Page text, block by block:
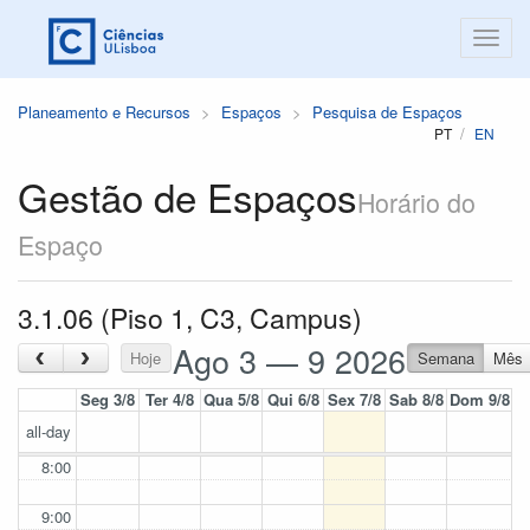
Planeamento e Recursos Espaços Pesquisa de Espaços
PT EN
Gestão de EspaçosHorário do
Espaço
3.1.06 (Piso 1, C3, Campus)
‹ › Hoje Ago 3 — 9 2026 Semana
Mês
Seg 3/8 Ter 4/8 Qua 5/8 Qui 6/8 Sex 7/8 Sab 8/8 Dom 9/8
all-day
8:00
9:00